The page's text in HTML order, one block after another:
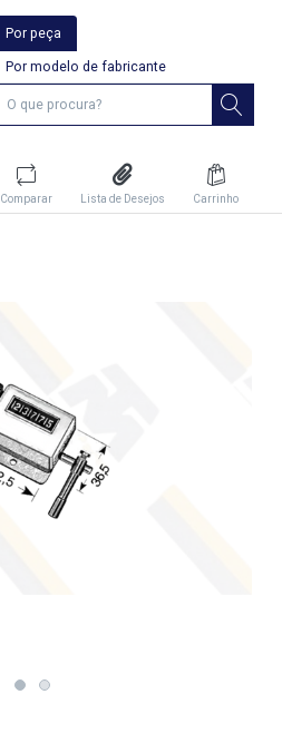
Por peça
Por modelo de fabricante
Comparar Lista de Desejos Carrinho